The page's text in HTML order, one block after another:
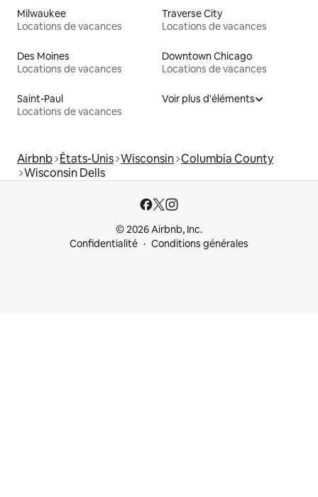
Milwaukee
Locations de vacances
Traverse City
Locations de vacances
Des Moines
Locations de vacances
Downtown Chicago
Locations de vacances
Saint-Paul
Locations de vacances
Voir plus d'éléments
Airbnb États-Unis Wisconsin Columbia County
Wisconsin Dells
© 2026 Airbnb, Inc.
Confidentialité
Conditions générales